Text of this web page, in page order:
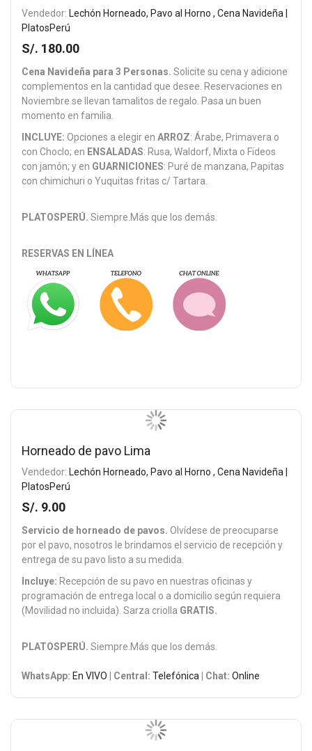
Vendedor: Lechón Horneado, Pavo al Horno , Cena Navideña |
PlatosPerú
S/. 180.00
Cena Navideña para 3 Personas. Solicite su cena y adicione
complementos en la cantidad que desee. Reservaciones en
Noviembre se llevan tamalitos de regalo. Pasa un buen
momento en familia.
INCLUYE: Opciones a elegir en ARROZ: Árabe, Primavera o
con Choclo; en ENSALADAS: Rusa, Waldorf, Mixta o Fideos
con jamón; y en GUARNICIONES: Puré de manzana, Papitas
con chimichuri o Yuquitas fritas c/ Tartara.
PLATOSPERÚ. Siempre.Más que los demás.
RESERVAS EN LÍNEA
Horneado de pavo Lima
Vendedor: Lechón Horneado, Pavo al Horno , Cena Navideña |
PlatosPerú
S/. 9.00
Servicio de horneado de pavos. Olvídese de preocuparse
por el pavo, nosotros le brindamos el servicio de recepción y
entrega de su pavo listo a su medida.
Incluye: Recepción de su pavo en nuestras oficinas y
programación de entrega local o a domicilio según requiera
(Movilidad no incluida). Sarza criolla GRATIS.
PLATOSPERÚ. Siempre.Más que los demás.
WhatsApp: En VIVO | Central: Telefónica | Chat: Online